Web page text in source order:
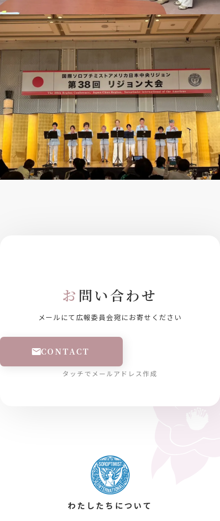
お 問い合わせ
メールにて広報委員会宛にお寄せください
CONTACT
タッチでメールアドレス作成
わたしたちについて